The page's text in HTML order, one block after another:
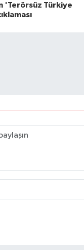
'Terörsüz Türkiye